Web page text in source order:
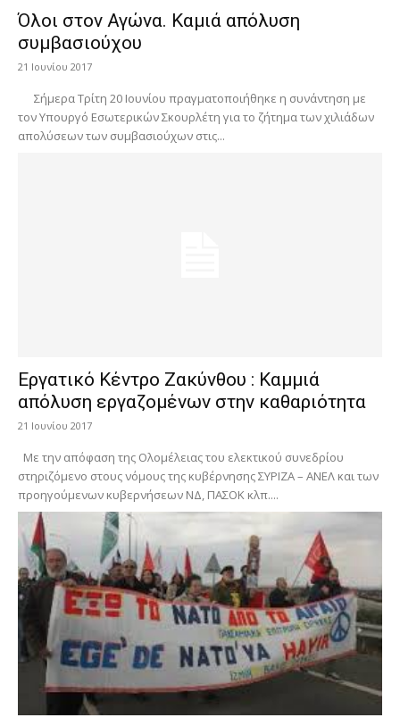
Όλοι στον Αγώνα. Καμιά απόλυση
συμβασιούχου
21 Ιουνίου 2017
Σήμερα Τρίτη 20 Ιουνίου πραγματοποιήθηκε η συνάντηση με
τον Υπουργό Εσωτερικών Σκουρλέτη για το ζήτημα των χιλιάδων
απολύσεων των συμβασιούχων στις...
Εργατικό Κέντρο Ζακύνθου : Καμμιά
απόλυση εργαζομένων στην καθαριότητα
21 Ιουνίου 2017
Με την απόφαση της Ολομέλειας του ελεκτικού συνεδρίου
στηριζόμενο στους νόμους της κυβέρνησης ΣΥΡΙΖΑ – ΑΝΕΛ και των
προηγούμενων κυβερνήσεων ΝΔ, ΠΑΣΟΚ κλπ....